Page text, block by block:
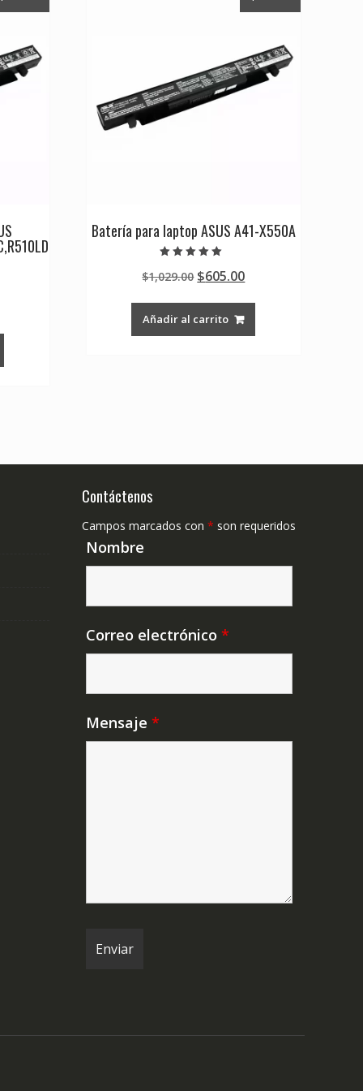
Batería para laptop ASUS A41-X550A
5.00
de 5
$1,029.00 Original
was:
$1,029.00.
$605.00Current
Añadir al carrito
Contáctenos
Campos marcados con * son requeridos
Nombre
Correo electrónico *
Mensaje *